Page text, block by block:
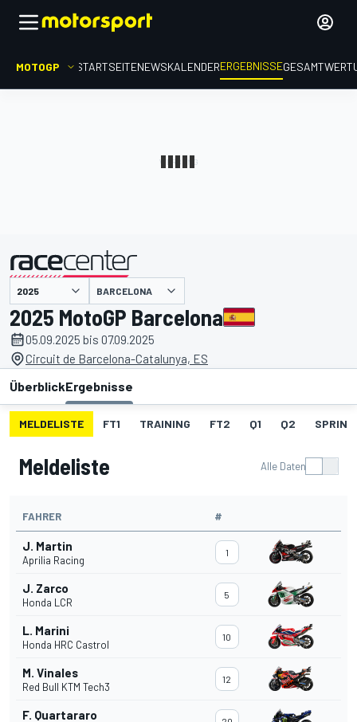
MOTOGP STARTSEITENEWSKALENDERERGEBNISSE
BARCELONA
2025 MotoGP Barcelona
05.09.2025 bis 07.09.2025
Circuit de Barcelona-Catalunya, ES
ÜberblickErgebnisse
MELDELISTE FT1 TRAINING FT2 Q1 Q2 SPRINT
Meldeliste Alle Daten
FAHRER #
J. Martin
Aprilia Racing
1
J. Zarco
Honda LCR
5
L. Marini
Honda HRC Castrol
10
M. Vinales
Red Bull KTM Tech3
12
F. Quartararo